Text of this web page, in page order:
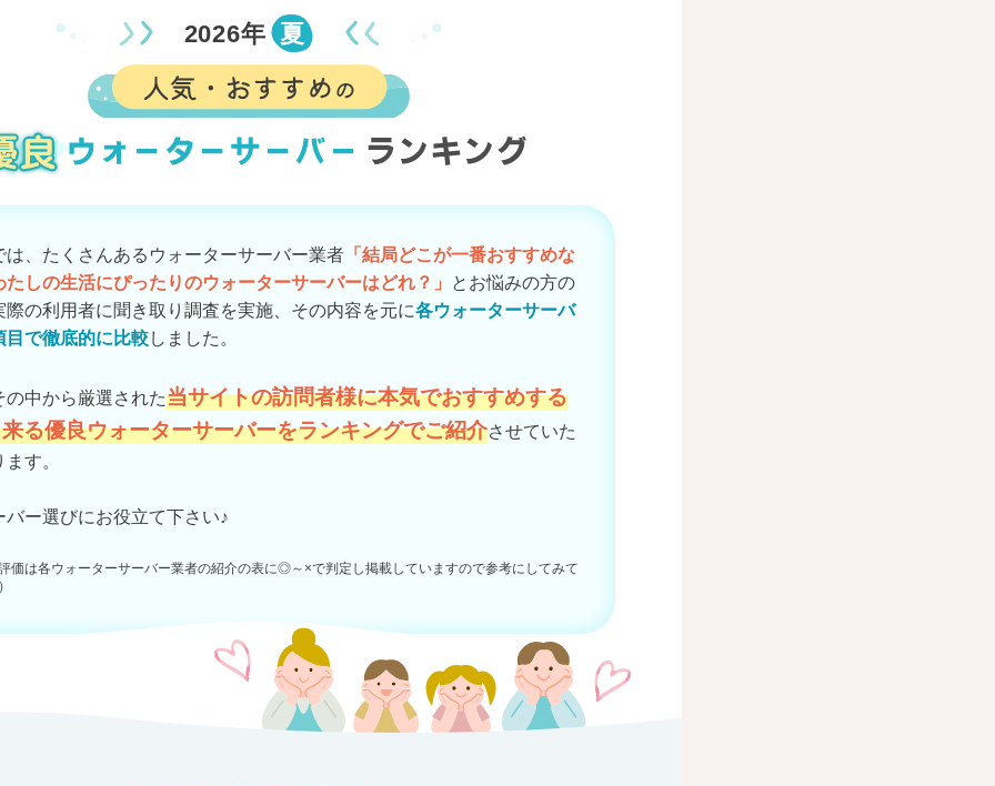
2026年 夏
は、たくさんあるウォーターサーバー業者 「結局どこが一番おすすめな
たしの生活にぴったりのウォーターサーバーはどれ？」
とお悩みの方の
際の利用者に聞き取り調査を実施、その内容を元に各ウォーターサーバ
目で徹底的に比較しました。
の中から厳選された当サイトの訪問者様に本気でおすすめする
る優良ウォーターサーバーをランキングでご紹介させていた
す。
バー選びにお役立て下さい♪
価は各ウォーターサーバー業者の紹介の表に◎～×で判定し掲載していますので参考にしてみて